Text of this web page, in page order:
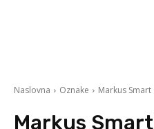
Naslovna Oznake Markus Smart
Markus Smart